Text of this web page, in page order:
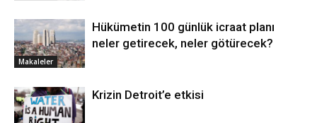
Makaleler
Hükümetin 100 günlük icraat planı
neler getirecek, neler götürecek?
Krizin Detroit’e etkisi